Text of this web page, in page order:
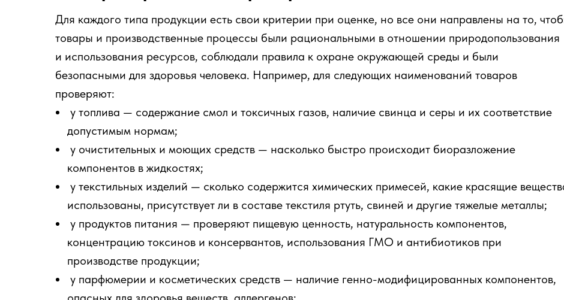
Для каждого типа продукции есть свои критерии при оценке, но все они направлены на то,
товары и производственные процессы были рациональными в отношении природопользования
и использования ресурсов, соблюдали правила к охране окружающей среды и были
безопасными для здоровья человека. Например, для следующих наименований товаров
проверяют:
у топлива — содержание смол и токсичных газов, наличие свинца и серы и их соответствие
допустимым нормам;
у очистительных и моющих средств — насколько быстро происходит биоразложение
компонентов в жидкостях;
у текстильных изделий — сколько содержится химических примесей, какие красящие
использованы, присутствует ли в составе текстиля ртуть, свиней и другие тяжелые металлы;
у продуктов питания — проверяют пищевую ценность, натуральность компонентов,
концентрацию токсинов и консервантов, использования ГМО и антибиотиков при
производстве продукции;
у парфюмерии и косметических средств — наличие генно-модифицированных компонентов,